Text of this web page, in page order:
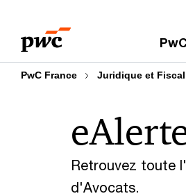
contenu
de
PwC France Juridique et Fiscal
Retrouvez toute
d'Avocats.